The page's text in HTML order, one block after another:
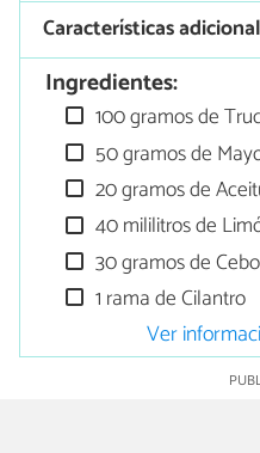
Características
Ingredientes:
100 gramos de
50 gramos de
20 gramos de
40 mililitros de
30 gramos de
1 rama de Cilantro
Ver